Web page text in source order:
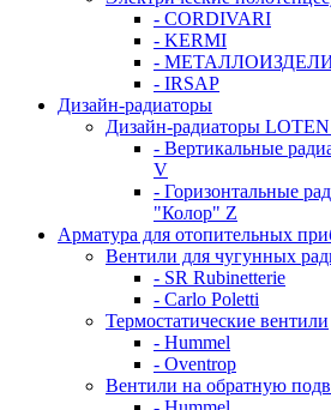
- CORDIVARI
- KERMI
-
- IRSAP
Дизайн-радиаторы
Дизайн-радиаторы
- Вертикальные
V
- Горизонтальные
"Колор" Z
Арматура для отопительных
Вентили для чугунных
- SR Rubinetterie
- Carlo Poletti
Термостатические вентили
- Hummel
- Oventrop
Вентили на обратную